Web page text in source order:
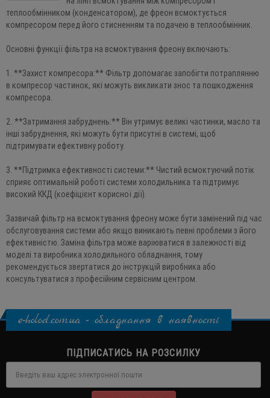
теплообмінником (конденсатором), де фреон всмоктується
компресором перед його стисненням та подачею в теплообмінник.
Основні функції фільтра на всмоктування фреону включають:
1. **Захист компресора:** Фільтр допомагає запобігти потраплянню
в компресор частинок, які можуть викликати знос та пошкодження
компресора.
2. **Затримання забруднень:** Він утримує великі частинки, масло та
інші забруднення, які можуть бути присутні в системі, щоб
підтримувати ефективну роботу.
3. **Підтримка ефективності системи:** Чистий всмоктуючий потік
сприяє оптимальній роботі системи холодильника та підтримує
високий ККД (коефіцієнт корисної дії).
Зазвичай фільтр на всмоктування фреону може бути замінений під час
обслуговування системи або якщо виникають певні проблеми з його
ефективністю. Заміна фільтра може варіюватися в залежності від
моделі та виробника холодильного обладнання, тому
рекомендується звертатися до інструкцій виробника або
консультуватися з професійним сервісним центром.
e-holod.com.ua - обладнання в наявності
ПІДПИСАТИСЬ НА РОЗСИЛКУ